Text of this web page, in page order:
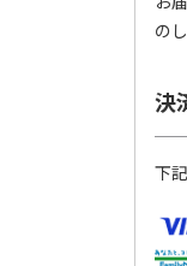
のし
決
下